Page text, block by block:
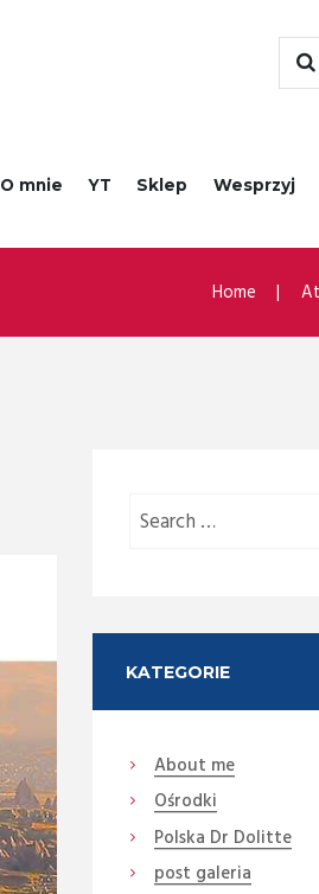
O mnie YT Sklep Wesprzyj
Home
KATEGORIE
About me
Ośrodki
Polska Dr Dolitte
post galeria